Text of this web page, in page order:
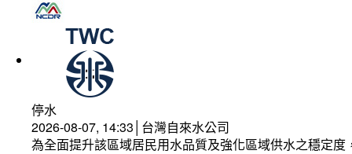
停水
2026-08-07, 14:33│台灣自來水公司
為全面提升該區域居民用水品質及強化區域供水之穩定